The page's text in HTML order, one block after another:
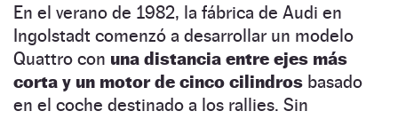
En el verano de 1982, la fábrica de Audi en
Ingolstadt comenzó a desarrollar un modelo
Quattro con una distancia entre ejes más
corta y un motor de cinco cilindros basado
en el coche destinado a los rallies. Sin